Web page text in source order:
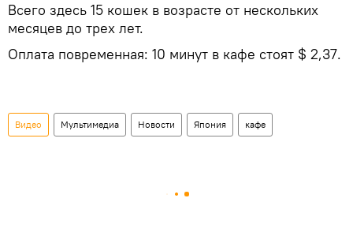
Всего здесь 15 кошек в возрасте от нескольких
месяцев до трех лет.
Оплата повременная: 10 минут в кафе стоят $ 2,37.
Видео Мультимедиа Новости Япония кафе